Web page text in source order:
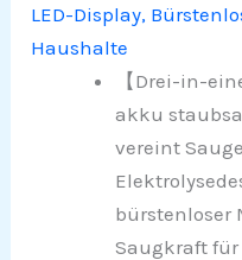
LED-Display,
Haushalte
【Drei-in-
akku
vereint
bürstenloser
Saugkraft für